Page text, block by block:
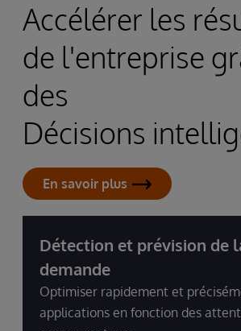
Accélérer les
de l'entreprise
des
Décisions
En savoir plus
Détection et prévision de
demande
Optimiser rapidement et
applications en fonction des